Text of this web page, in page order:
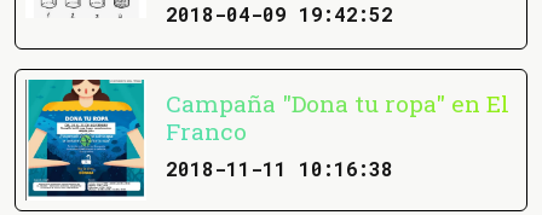
2018-04-09 19:42:52
Campaña "Dona tu ropa" en El
Franco
2018-11-11 10:16:38